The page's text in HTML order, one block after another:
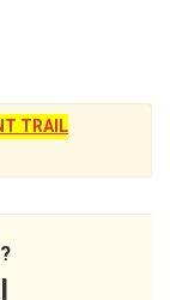
TRAIL